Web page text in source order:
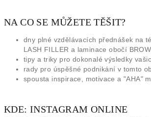
NA CO SE MŮŽETE TĚŠIT?
dny plné vzdělávacích přednášek na
LASH FILLER a laminace obočí
tipy a triky pro dokonalé výsledky
rady pro úspěšné podnikání v tomto
spousta inspirace, motivace a "AHA"
KDE: INSTAGRAM ONLINE